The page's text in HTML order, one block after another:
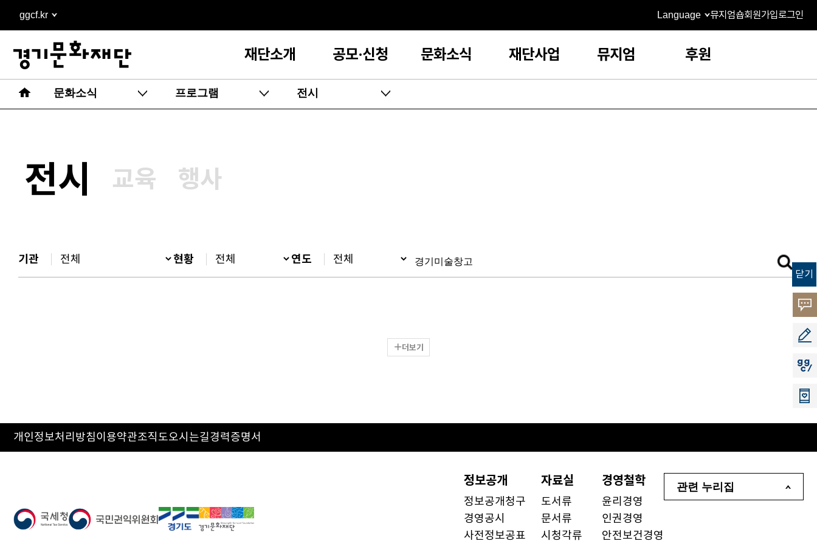
바로가기
ggcf.kr Language 뮤지엄숍회원가입로그인
재단소개 공모·신청 문화소식 재단사업 뮤지엄 후원
닫기
고객
소리
공모
지지
문화소식 프로그램 전시
전시 교육 행사
기관 현황 연도
더보기
개인정보처리방침이용약관조직도오시는길경력증명서
정보공개
정보공개청구
경영공시
사전정보공표
자료실
도서류
문서류
시청각류
경영철학
윤리경영
인권경영
안전보건경영
관련 누리집